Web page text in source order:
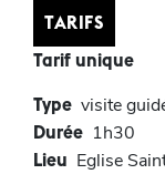
TARIFS
Tarif unique
Type visite
Durée 1h30
Lieu Eglise